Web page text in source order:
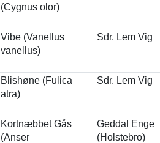
(Cygnus olor)
Vibe (Vanellus
vanellus)
Sdr. Lem Vig
Blishøne (Fulica
atra)
Sdr. Lem Vig
Kortnæbbet Gås
(Anser
Geddal Enge
(Holstebro)